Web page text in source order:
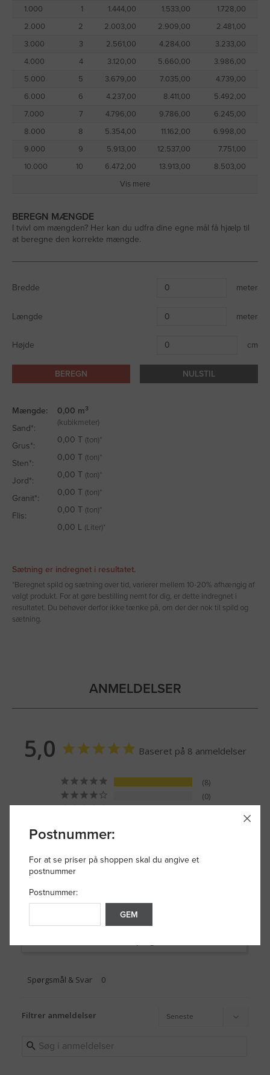
temperaturen i jorden, så behovet for at vande om sommeren
minimeres. Om vinteren kan den lyse træflis med fordel bruges til
barkflis er, at formuldningsprocessen begynder senere. Træflisen
OBS
Vi gør opmærksom på, at ved udlægning af flis kan planterne
komme i kvælstofmangel, hvorfor det kan være en fordel at gøde
1.000 1 1.444,00 1.533,00
1.728,00
2.000
2 2.003,00 2.909,00
2.481,00
3.000
3 2.561,00 4.284,00
3.233,00
4.000
4 3.120,00 5.660,00
3.986,00
5.000
5 3.679,00 7.035,00
4.739,00
6.000
6 4.237,00 8.411,00
5.492,00
7.000
7 4.796,00 9.786,00
6.245,00
8.000
8 5.354,00 11.162,00
6.998,00
9.000
9 5.913,00 12.537,00
7.751,00
10.000
10 6.472,00 13.913,00
8.503,00
Vis mere
BEREGN MÆNGDE
I tvivl om mængden? Her kan du udfra dine egne mål få hjælp til
at beregne den korrekte mængde.
Bredde meter
Længde meter
Højde cm
BEREGN NULSTIL
Mængde:
Sand*:
Grus*:
Sten*:
Jord*:
Granit*:
Flis:
0,00 m3
(kubikmeter)
0,00 T (ton)*
0,00 T (ton)*
0,00 T (ton)*
0,00 T (ton)*
0,00 T (ton)*
0,00 L (Liter)*
Sætning er indregnet i resultatet.
*Beregnet spild og sætning over tid, varierer mellem 10-20% afhængig af
valgt produkt. For at gøre bestilling nemt for dig, er dette indregnet i
resultatet. Du behøver derfor ikke tænke på, om der der nok til spild og
sætning.
ANMELDELSER
5,0 Baseret på 8 anmeldelser
8
0
Skriv en anmeldelse
Spørgsmål & Svar
Filtrer anmeldelser
Postnummer:
For at se priser på shoppen skal du angive et
postnummer
Postnummer:
GEM